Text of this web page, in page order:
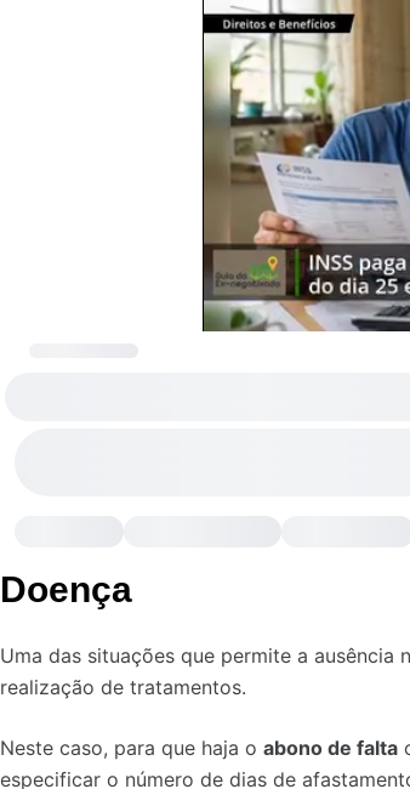
Doença
Uma das situações que permite a
realização de tratamentos.
Neste caso, para que haja o abono de falta
especificar o número de dias de